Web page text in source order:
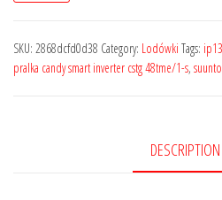
SKU: 2868dcfd0d38 Category: Lodówki Tags: ip13
pralka candy smart inverter cstg 48tme/1-s,
DESCRIPTION